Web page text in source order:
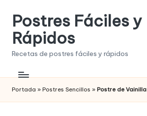
Saltar
contenido
Postres Fáciles y
Rápidos
Recetas de postres fáciles y rápidos
Portada » Postres Sencillos » Postre de Vainilla